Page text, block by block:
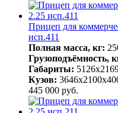
Прицеп для
исп.411
Полная масса, кг:
Грузоподъёмность,
Габариты:
Кузов:
445 000 руб.